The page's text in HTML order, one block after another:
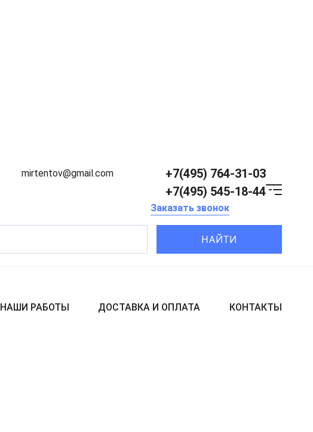
mirtentov@gmail.com
+7(495) 764-31-03
+7(495) 545-18-44
Заказать звонок
НАЙТИ
НАШИ РАБОТЫ ДОСТАВКА И ОПЛАТА КОНТАКТЫ